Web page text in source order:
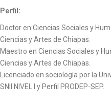
Perfil:
Doctor en Ciencias Sociales y
Ciencias y Artes de Chiapas.
Maestro en Ciencias Sociales y
Ciencias y Artes de Chiapas.
Licenciado en sociología por la
SNII NIVEL I y Perfil PRODEP-SEP.